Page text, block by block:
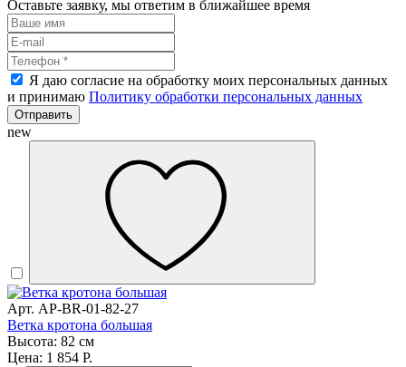
Оставьте заявку, мы ответим в ближайшее время
Я даю согласие на обработку моих персональных данных
и принимаю Политику обработки персональных данных
Отправить
new
Арт. AP-BR-01-82-27
Ветка кротона большая
Высота: 82 см
Цена: 1 854 Р.